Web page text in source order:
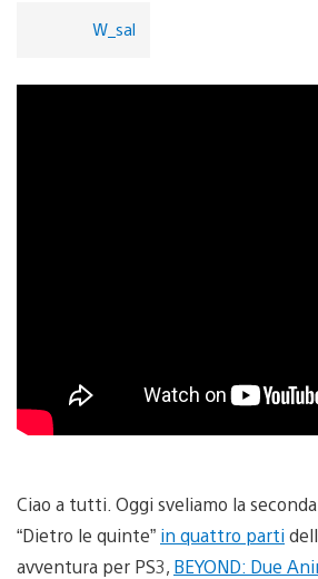
W_sal
Ciao a tutti. Oggi sveliamo la
“Dietro le quinte” in quattro parti
avventura per PS3, BEYOND: Due